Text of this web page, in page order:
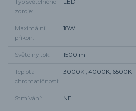
Typ světelného
zdroje
LED
Maximální
příkon
18W
Světelný tok 1500lm
Teplota
chromatičnosti
3000K , 4000K, 6500K
Stmívání NE